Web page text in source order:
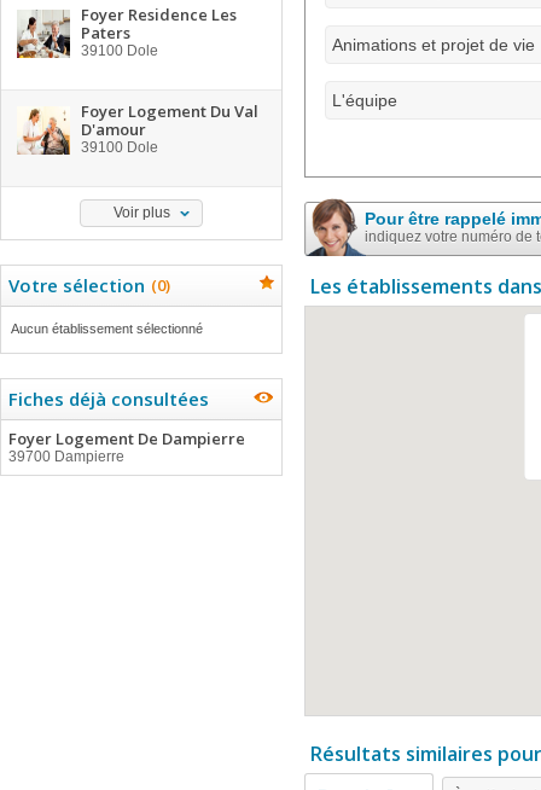
Foyer Residence Les
Paters
39100 Dole
Foyer Logement Du Val
D'amour
39100 Dole
Voir plus
Votre sélection (0)
Aucun établissement sélectionné
Fiches déjà consultées
Foyer Logement De Dampierre
39700 Dampierre
Animations et projet de vie
L'équipe
Pour être rappelé
indiquez votre numéro de
Les établissements
Résultats similaires